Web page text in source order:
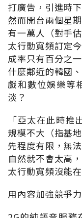
打廣告，引進時
然而開台兩個星
有一萬人（對手
太行動寬頻訂定
成率只有百分之
什麼鄰近的韓國
戲和數位娛樂等
淡？
「亞太在此時
規模不大（指基
先程度有限，無
自然就不會太高
太行動寬頻沒能
用內容加強競爭力